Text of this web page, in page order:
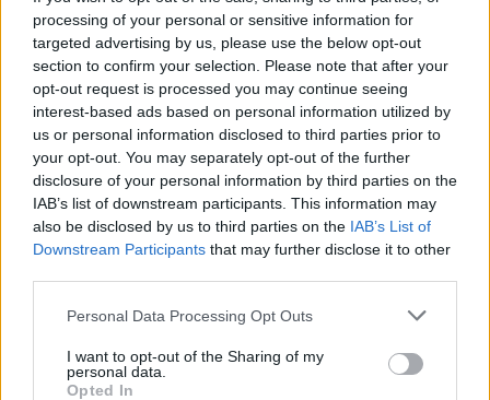
processing of your personal or sensitive information for
targeted advertising by us, please use the below opt-out
section to confirm your selection. Please note that after your
opt-out request is processed you may continue seeing
interest-based ads based on personal information utilized by
us or personal information disclosed to third parties prior to
your opt-out. You may separately opt-out of the further
disclosure of your personal information by third parties on the
IAB’s list of downstream participants. This information may
also be disclosed by us to third parties on the IAB’s List of
Downstream Participants that may further disclose it to other
Personal Data Processing Opt Outs
I want to opt-out of the Sharing of my
personal data.
Opted In
Histoiredemaison
Voir tous les articles de
Histoiredemaison →
VOUS POURRIEZ AUSSI AIMER